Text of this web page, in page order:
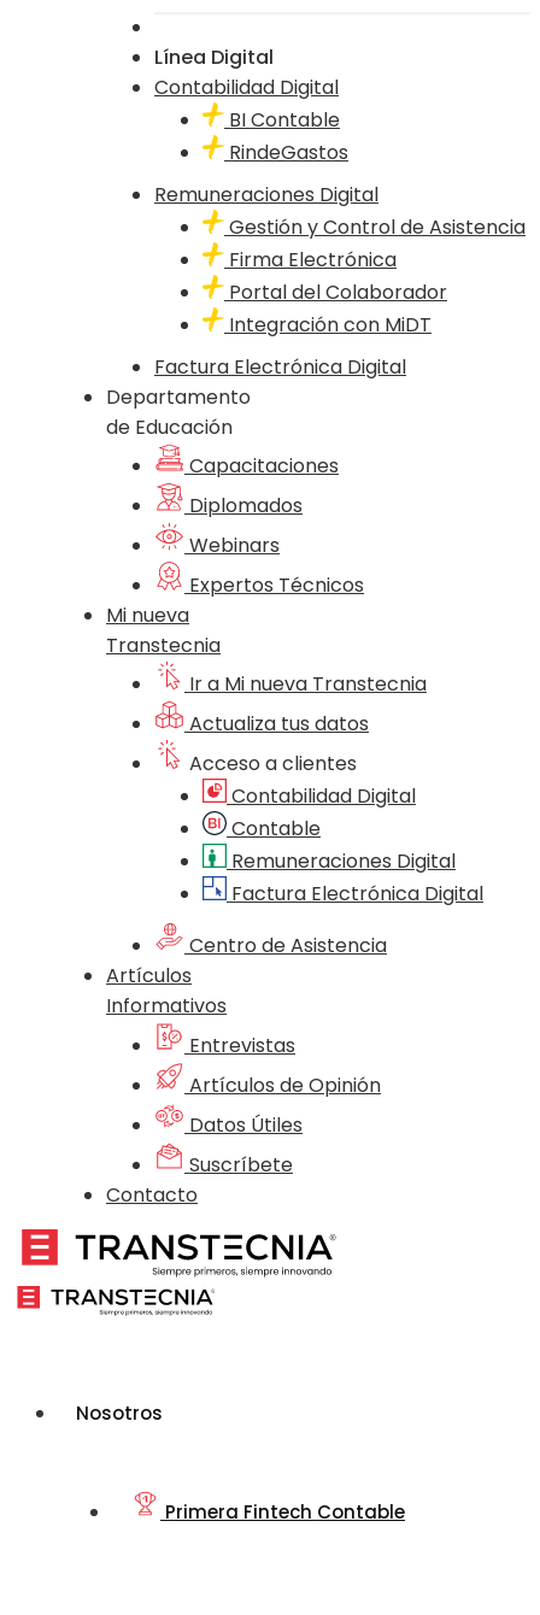
Línea Digital
Contabilidad Digital
BI Contable
RindeGastos
Remuneraciones Digital
Gestión y Control de Asistencia
Firma Electrónica
Portal del Colaborador
Integración con MiDT
Factura Electrónica Digital
Departamento
de Educación
Capacitaciones
Diplomados
Webinars
Expertos Técnicos
Mi nueva
Transtecnia
Ir a Mi nueva Transtecnia
Actualiza tus datos
Acceso a clientes
Contabilidad Digital
Contable
Remuneraciones Digital
Factura Electrónica Digital
Centro de Asistencia
Artículos
Informativos
Entrevistas
Artículos de Opinión
Datos Útiles
Suscríbete
Contacto
Nosotros
Primera Fintech Contable